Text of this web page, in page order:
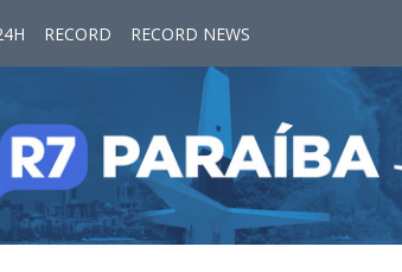
RECORD RECORD NEWS